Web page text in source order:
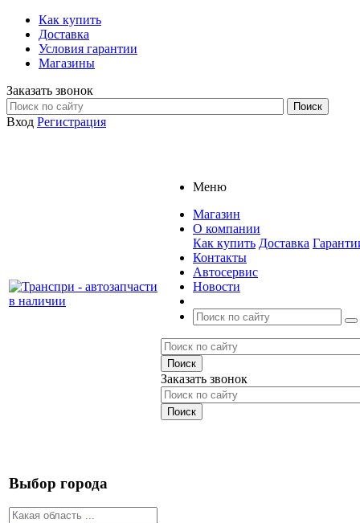
Как купить
Доставка
Условия гарантии
Магазины
Заказать звонок
Вход Регистрация
Меню
Магазин
О компании
Как купить Доставка
Контакты
Автосервис
Новости
Заказать звонок
Выбор города